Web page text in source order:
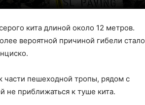
кита длиной около 12 метров.
вероятной причиной гибели стало
части пешеходной тропы, рядом с
не приближаться к туше кита.